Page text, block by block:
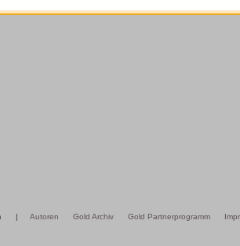
| Autoren Gold Archiv Gold Partnerprogramm